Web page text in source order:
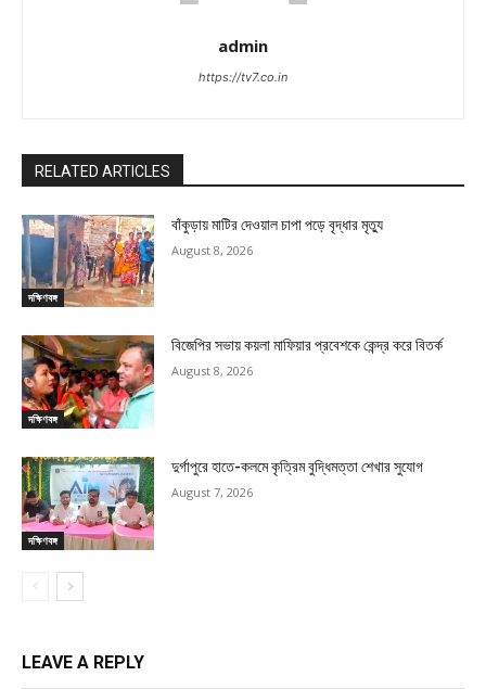
admin
https://tv7.co.in
RELATED ARTICLES
দক্ষিণবঙ্গ
বাঁকুড়ায় মাটির দেওয়াল চাপা পড়ে বৃদ্ধার মৃত্যু
August 8, 2026
দক্ষিণবঙ্গ
বিজেপির সভায় কয়লা মাফিয়ার প্রবেশকে কেন্দ্র করে বিতর্ক
August 8, 2026
দক্ষিণবঙ্গ
দুর্গাপুরে হাতে-কলমে কৃত্রিম বুদ্ধিমত্তা শেখার সুযোগ
August 7, 2026
LEAVE A REPLY